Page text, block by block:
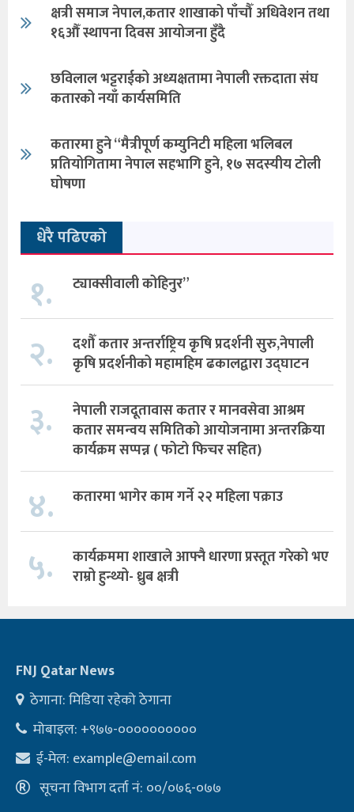
क्षत्री समाज नेपाल,कतार शाखाको पाँचौँ अधिवेशन तथा
१६औँ स्थापना दिवस आयोजना हुँदै
छविलाल भट्टराईको अध्यक्षतामा नेपाली रक्तदाता संघ
कतारको नयाँ कार्यसमिति
कतारमा हुने “मैत्रीपूर्ण कम्युनिटी महिला भलिबल
प्रतियोगितामा नेपाल सहभागि हुने, १७ सदस्यीय टोली
घोषणा
धेरै पढिएको
१. ट्याक्सीवाली कोहिनुर”
२.
दशौँ कतार अन्तर्राष्ट्रिय कृषि प्रदर्शनी सुरु,नेपाली
कृषि प्रदर्शनीको महामहिम ढकालद्वारा उद्घाटन
३.
नेपाली राजदूतावास कतार र मानवसेवा आश्रम
कतार समन्वय समितिको आयोजनामा अन्तरक्रिया
कार्यक्रम सप्पन्न ( फोटो फिचर सहित)
४. कतारमा भागेर काम गर्ने २२ महिला पक्राउ
५.
कार्यक्रममा शाखाले आफ्नै धारणा प्रस्तूत गरेको भए
राम्रो हुन्थ्यो- ध्रुब क्षत्री
FNJ Qatar News
ठेगाना: मिडिया रहेको ठेगाना
मोबाइल: +९७७-००००००००००
ई-मेल: example@email.com
सूचना विभाग दर्ता नं: ००/०७६-०७७